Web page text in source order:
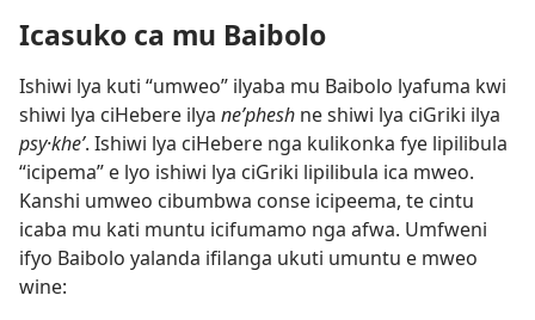
Icasuko ca mu Baibolo
Ishiwi lya kuti “umweo” ilyaba mu Baibolo lyafuma kwi
shiwi lya ciHebere ilya neʹphesh ne shiwi lya ciGriki ilya
psy·kheʹ. Ishiwi lya ciHebere nga kulikonka fye lipilibula
“icipema” e lyo ishiwi lya ciGriki lipilibula ica mweo.
Kanshi umweo cibumbwa conse icipeema, te cintu
icaba mu kati muntu icifumamo nga afwa. Umfweni
ifyo Baibolo yalanda ifilanga ukuti umuntu e mweo
wine: